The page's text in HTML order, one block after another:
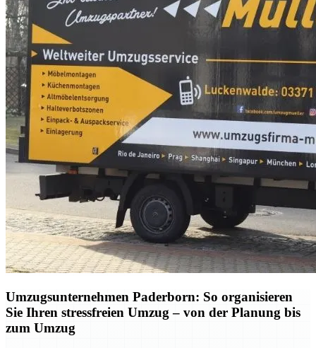
Umzugsunternehmen Paderborn: So organisieren
Sie Ihren stressfreien Umzug – von der Planung bis
zum Umzug